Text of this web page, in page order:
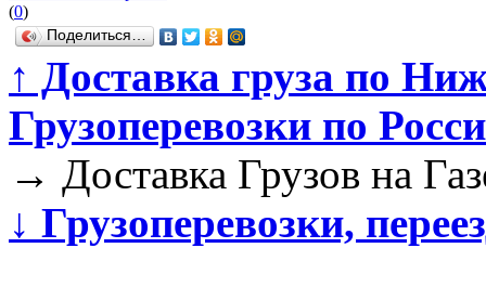
(0)
Поделиться…
↑ Доставка груза по
Грузоперевозки по
→ Доставка Грузов на
↓ Грузоперевозки,